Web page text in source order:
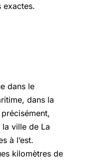
exactes.
dans le
dans la
ville de La
à l’est.
kilomètres de